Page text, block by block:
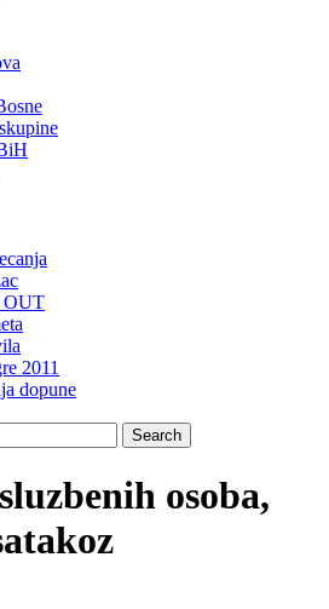
OUT
2011
dopune
osoba,